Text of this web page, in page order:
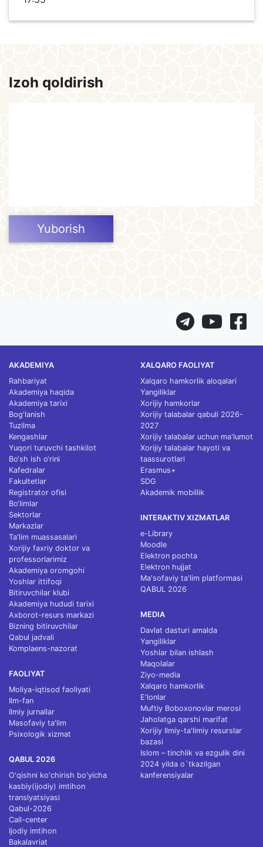
Izoh qoldirish
Yuborish
AKADEMIYA
Rahbariyat
Akademiya haqida
Akademiya tarixi
Bog'lanish
Tuzilma
Kengashlar
Yuqori turuvchi tashkilot
Bo‘sh ish o‘rini
Kafedralar
Fakultetlar
Registrator ofisi
Bo‘limlar
Sektorlar
Markazlar
Ta'lim muassasalari
Xorijiy faxriy doktor va
professorlarimiz
Akademiya oromgohi
Yoshlar ittifoqi
Bitiruvchilar klubi
Akademiya hududi tarixi
Axborot-resurs markazi
Bizning bitiruvchilar
Qabul jadvali
Komplaens-nazorat
FAOLIYAT
Moliya-iqtisod faoliyati
Ilm-fan
Ilmiy jurnallar
Masofaviy ta'lim
Psixologik xizmat
QABUL 2026
O'qishni ko'chirish bo'yicha
kasbiy(ijodiy) imtihon
translyatsiyasi
Qabul-2026
Call-center
Ijodiy imtihon
Bakalavriat
XALQARO FAOLIYAT
Xalqaro hamkorlik aloqalari
Yangiliklar
Xorijiy hamkorlar
Xorijiy talabalar qabuli 2026-
2027
Xorijiy talabalar uchun ma'lumot
Xorijiy talabalar hayoti va
taassurotlari
Erasmus+
SDG
Akademik mobillik
INTERAKTIV XIZMATLAR
e-Library
Moodle
Elektron pochta
Elektron hujjat
Ma'sofaviy ta'lim platformasi
QABUL 2026
MEDIA
Davlat dasturi amalda
Yangiliklar
Yoshlar bilan ishlash
Maqolalar
Ziyo-media
Xalqaro hamkorlik
E'lonlar
Muftiy Boboxonovlar merosi
Jaholatga qarshi marifat
Xorijiy Ilmiy-ta'limiy resurslar
bazasi
Islom – tinchlik va ezgulik dini
2024 yilda o`tkazilgan
kanferensiyalar